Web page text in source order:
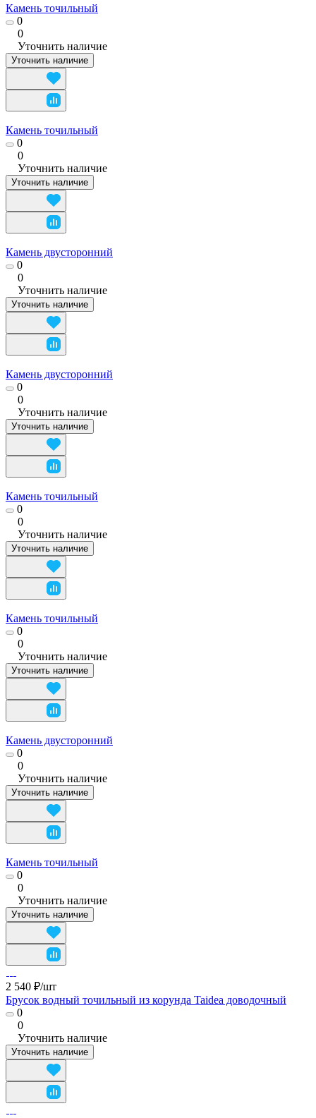
Камень точильный
0
0
Уточнить наличие
Уточнить наличие
Камень точильный
0
0
Уточнить наличие
Уточнить наличие
Камень двусторонний
0
0
Уточнить наличие
Уточнить наличие
Камень двусторонний
0
0
Уточнить наличие
Уточнить наличие
Камень точильный
0
0
Уточнить наличие
Уточнить наличие
Камень точильный
0
0
Уточнить наличие
Уточнить наличие
Камень двусторонний
0
0
Уточнить наличие
Уточнить наличие
Камень точильный
0
0
Уточнить наличие
Уточнить наличие
2 540 ₽/шт
Брусок водный точильный из корунда Taidea доводочный
0
0
Уточнить наличие
Уточнить наличие